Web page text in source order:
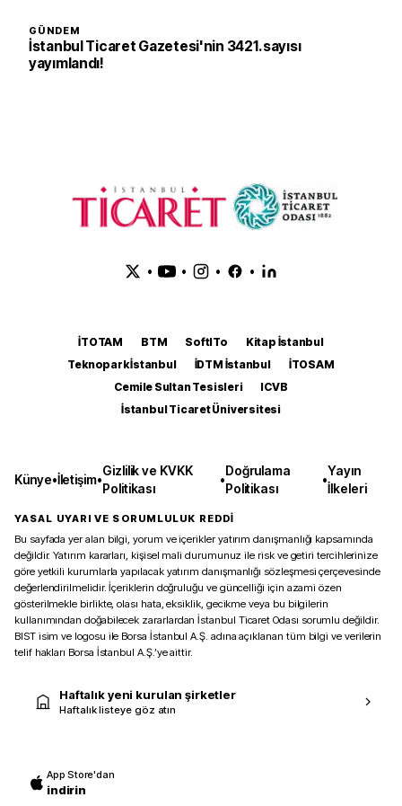
GÜNDEM
İstanbul Ticaret Gazetesi'nin 3421. sayısı
yayımlandı!
• • • •
İTOTAM BTM SoftITo
Kitap İstanbul
Teknopark İstanbul
İDTM İstanbul
İTOSAM
Cemile Sultan Tesisleri
ICVB
İstanbul Ticaret Üniversitesi
Künye•İletişim•
Gizlilik ve KVKK
Politikası
•
Doğrulama
Politikası
•
Yayın
İlkeleri
YASAL UYARI VE SORUMLULUK REDDİ
Bu sayfada yer alan bilgi, yorum ve içerikler yatırım danışmanlığı kapsamında
değildir. Yatırım kararları, kişisel mali durumunuz ile risk ve getiri tercihlerinize
göre yetkili kurumlarla yapılacak yatırım danışmanlığı sözleşmesi çerçevesinde
değerlendirilmelidir. İçeriklerin doğruluğu ve güncelliği için azami özen
gösterilmekle birlikte, olası hata, eksiklik, gecikme veya bu bilgilerin
kullanımından doğabilecek zararlardan İstanbul Ticaret Odası sorumlu değildir.
BIST isim ve logosu ile Borsa İstanbul A.Ş. adına açıklanan tüm bilgi ve verilerin
telif hakları Borsa İstanbul A.Ş.’ye aittir.
Haftalık yeni kurulan şirketler
Haftalık listeye göz atın
App Store'dan
indirin